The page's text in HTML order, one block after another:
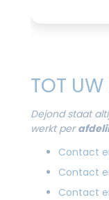
TOT UW
Dejond staat
werkt per
Contact
Contact
Contact